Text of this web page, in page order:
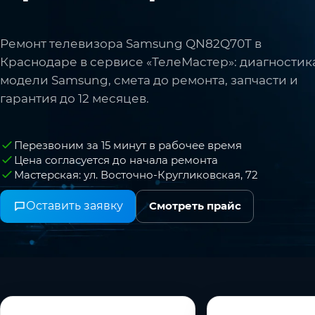
Ремонт телевизора Samsung QN82Q70T в
Краснодаре в сервисе «ТелеМастер»:
модели Samsung, смета до ремонта, запчасти и
гарантия до 12 месяцев.
Перезвоним за 15 минут в рабочее время
Цена согласуется до начала ремонта
Мастерская: ул. Восточно-Кругликовская, 72
Оставить заявку Смотреть прайс